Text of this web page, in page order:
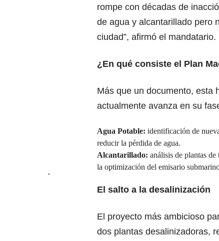
rompe con décadas de
de agua y alcantarillado pero
ciudad”, afirmó el mandatario.
¿En qué consiste el Plan
Más que un documento, esta
actualmente avanza en su
Agua Potable: identificación de
reducir la pérdida de agua.
Alcantarillado: análisis de plantas
la optimización del emisario
El salto a la desalinización
El proyecto más ambicioso
dos plantas desalinizadoras,